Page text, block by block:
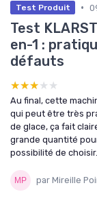
Test Produit •
Test
en-1 :
défauts
★★★★★
★★★★★
Au final, cette
qui peut être très
de glace, ça fait
grande quantité
possibilité de choisir...
par Mireille